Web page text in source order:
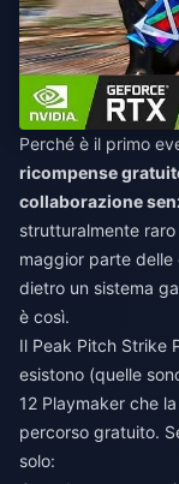
Perché è il primo
ricompense
collaborazione
strutturalmente
maggior parte
dietro un sistema
è così.
Il Peak Pitch Strike
esistono (quelle
12 Playmaker che
percorso gratuito.
solo: